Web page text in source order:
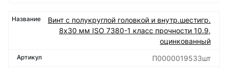
Винт с полукруглой головкой и внутр.шестигр.
8х30 мм ISO 7380-1 класс прочности 10.9,
оцинкованный
П0000019533шт